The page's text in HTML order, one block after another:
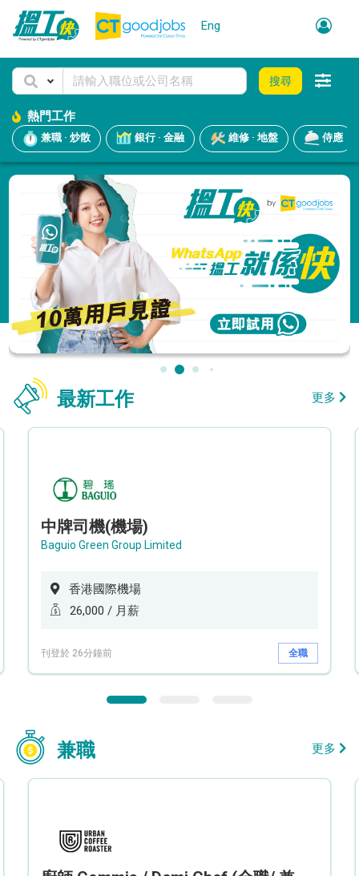
Eng
搜尋
熱門工作
兼職 · 炒散 銀行 · 金融 維修 · 地盤 侍應
最新工作 更多
中牌司機(機場)
Baguio Green Group Limited
香港國際機場
26,000 / 月薪
刊登於 26分鐘前 全職
兼職 更多